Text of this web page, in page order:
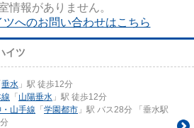
情報がありません。
へのお問い合わせはこちら
イツ
垂水 」駅 徒歩12分
「 山陽垂水 」駅 徒歩12分
山手線 「 学園都市 」駅 バス28分 「垂水駅